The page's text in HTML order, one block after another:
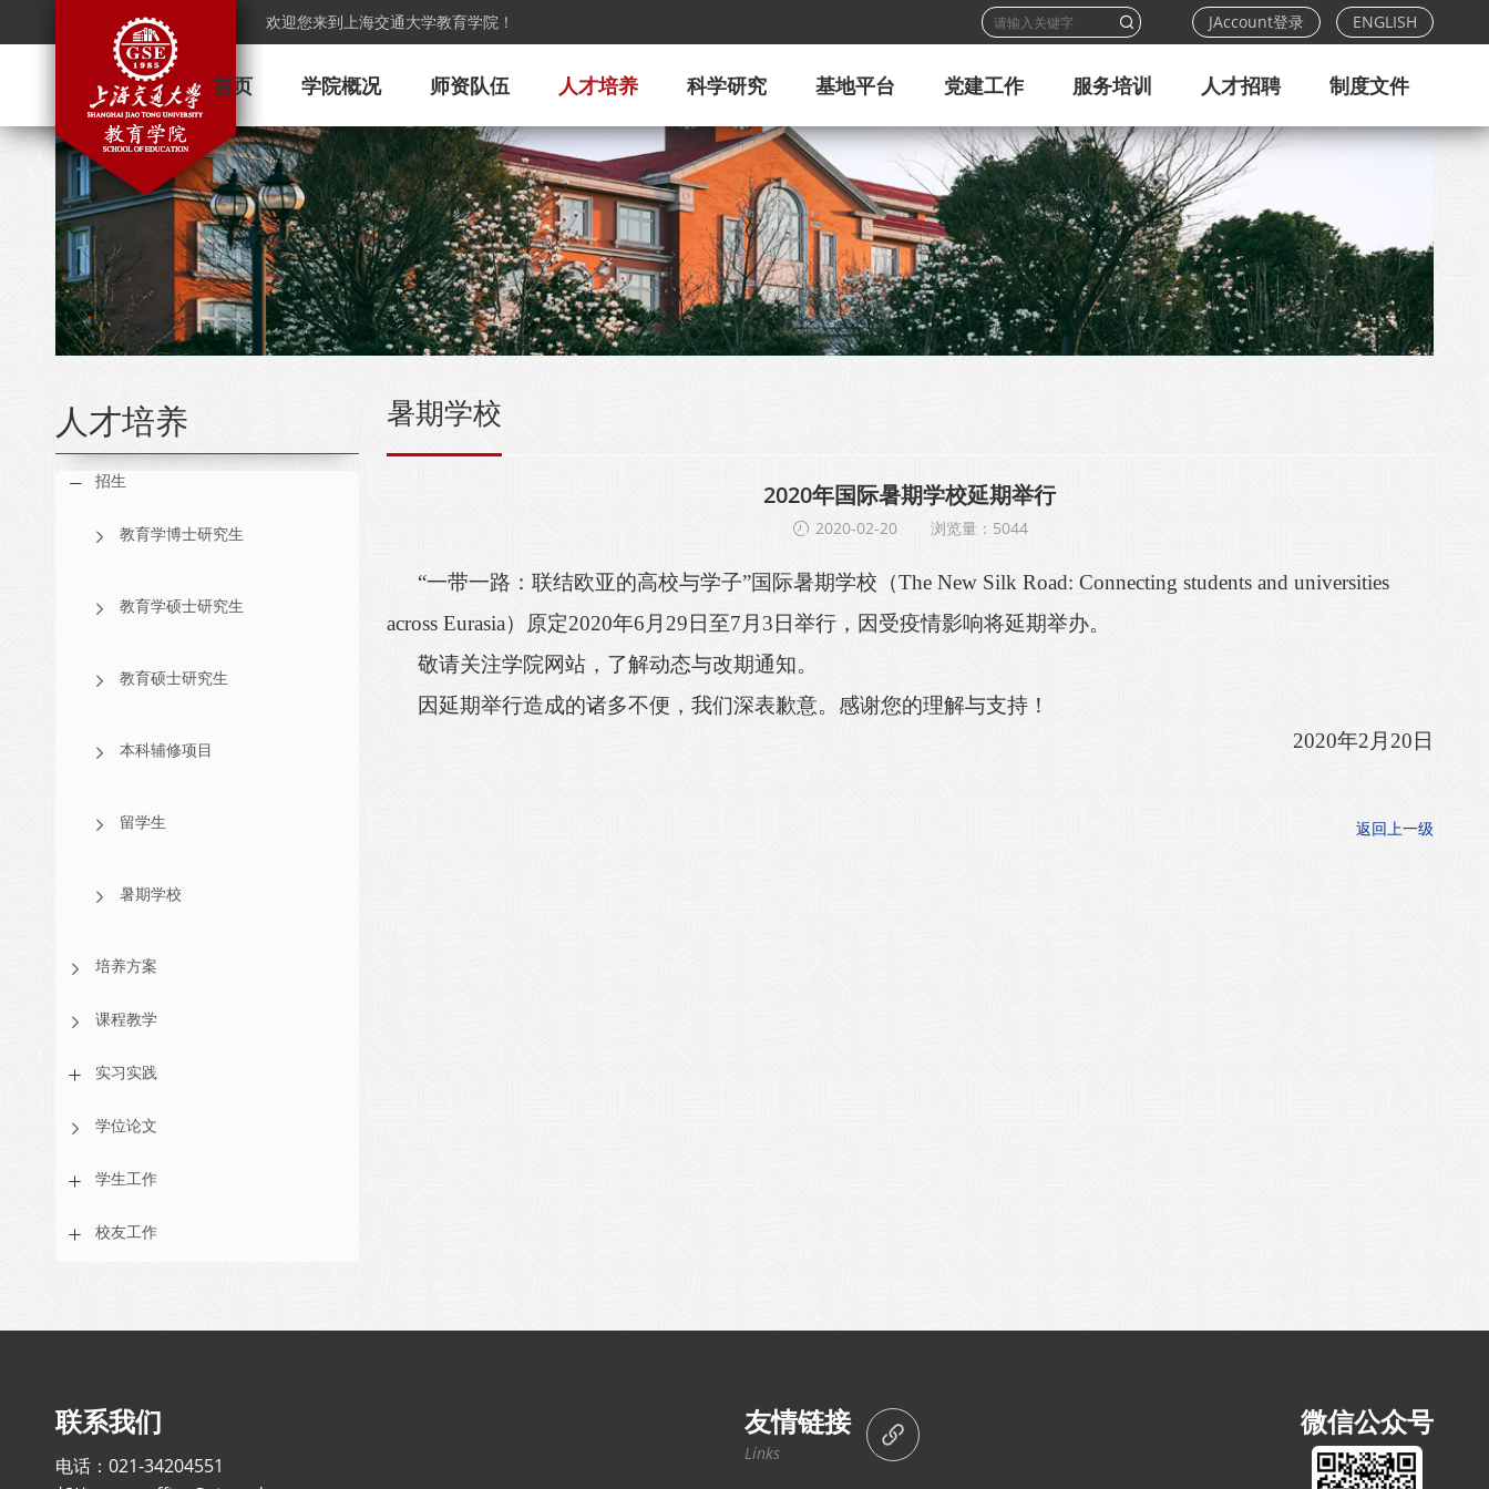
欢迎您来到上海交通大学教育学院！ JAccount登录 ENGLISH
首页 学院概况 师资队伍 人才培养 科学研究 基地平台 党建工作 服务培训 人才招聘 制度文件
人才培养
招生
教育学博士研究生
教育学硕士研究生
教育硕士研究生
本科辅修项目
留学生
暑期学校
培养方案
课程教学
实习实践
学位论文
学生工作
校友工作
暑期学校
2020年国际暑期学校延期举行
2020-02-20 浏览量：5044
“一带一路：联结欧亚的高校与学子”国际暑期学校（The New Silk Road: Connecting students and universities
across Eurasia）原定2020年6月29日至7月3日举行，因受疫情影响将延期举办。
敬请关注学院网站，了解动态与改期通知。
因延期举行造成的诸多不便，我们深表歉意。感谢您的理解与支持！
2020年2月20日
返回上一级
联系我们
电话：021-34204551
友情链接
Links
微信公众号